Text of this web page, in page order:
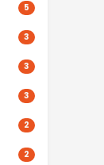
5
3
3
3
2
2